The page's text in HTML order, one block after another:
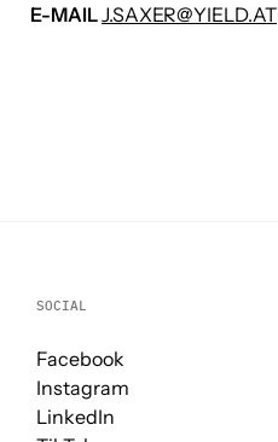
E-MAILJ.SAXER@YIELD.AT
SOCIAL
Facebook
Instagram
LinkedIn